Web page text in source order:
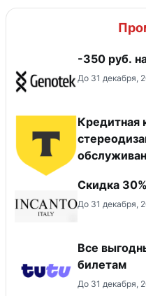
-350 руб.
До 31 декабря,
Кредитная
Скидка
До 31 декабря,
Все
билетам
До 31 декабря,